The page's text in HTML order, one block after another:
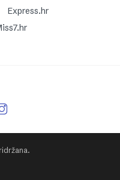
Express.hr